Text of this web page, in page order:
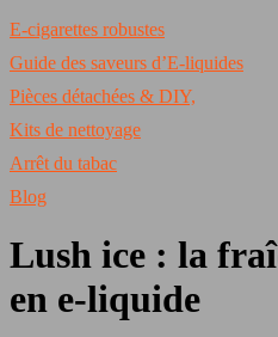
E-cigarettes robustes
Guide des saveurs d’E-liquides
Pièces détachées & DIY,
Kits de nettoyage
Arrêt du tabac
Blog
Lush ice : la
en e-liquide